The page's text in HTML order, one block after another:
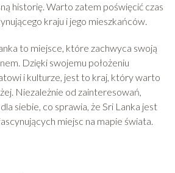
historię. Warto zatem poświęcić czas
kraju i jego mieszkańców.
to miejsce, które zachwyca swoją
Dzięki swojemu położeniu
i kulturze, jest to kraj, który warto
Niezależnie od zainteresowań,
siebie, co sprawia, że Sri Lanka jest
miejsc na mapie świata.